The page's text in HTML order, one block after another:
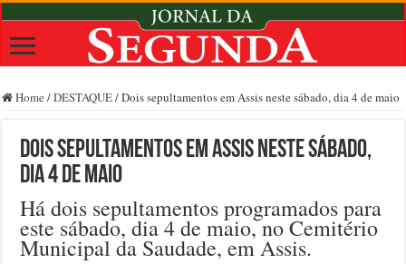
Home /DESTAQUE/Dois sepultamentos em Assis neste sábado, dia 4 de maio
Dois sepultamentos em Assis neste sábado,
dia 4 de maio
Há dois sepultamentos programados para
este sábado, dia 4 de maio, no Cemitério
Municipal da Saudade, em Assis.